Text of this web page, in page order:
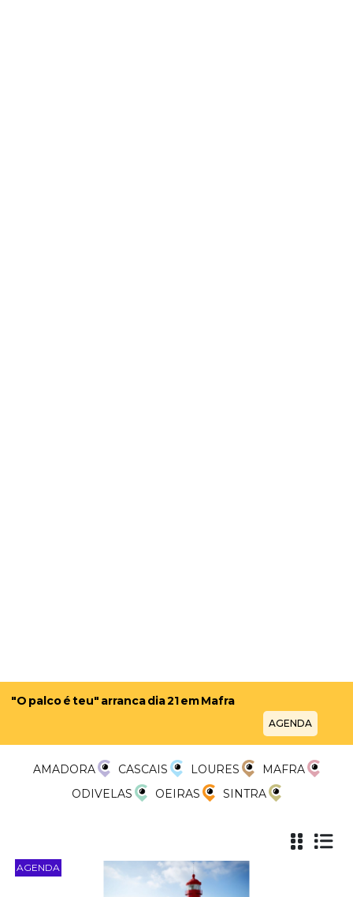
"O palco é teu" arranca dia 21 em Mafra
AGENDA
AMADORA CASCAIS LOURES
MAFRA
ODIVELAS
OEIRAS SINTRA
AGENDA